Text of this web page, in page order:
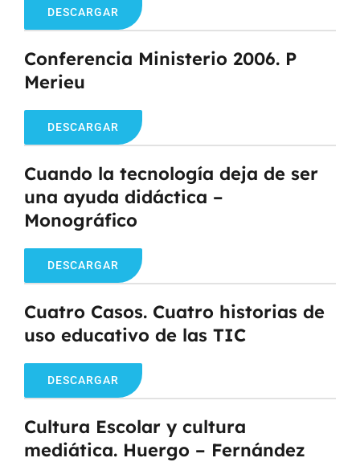
DESCARGAR
Conferencia Ministerio 2006. P
Merieu
DESCARGAR
Cuando la tecnología deja de ser
una ayuda didáctica –
Monográfico
DESCARGAR
Cuatro Casos. Cuatro historias de
uso educativo de las TIC
DESCARGAR
Cultura Escolar y cultura
mediática. Huergo – Fernández